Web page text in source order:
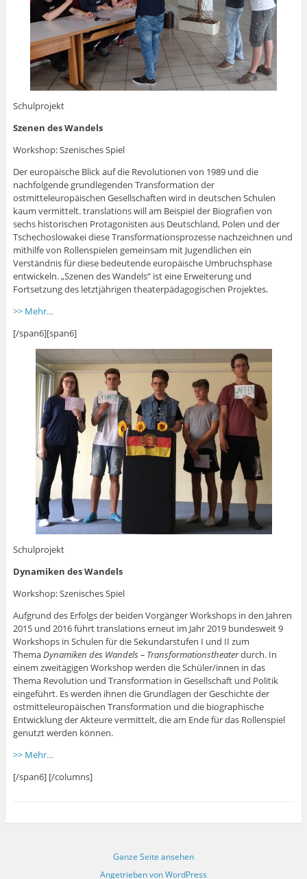
Schulprojekt
Szenen des Wandels
Workshop: Szenisches Spiel
Der europäische Blick auf die Revolutionen von 1989 und die
nachfolgende grundlegenden Transformation der
ostmitteleuropäischen Gesellschaften wird in deutschen Schulen
kaum vermittelt. translations will am Beispiel der Biografien von
sechs historischen Protagonisten aus Deutschland, Polen und der
Tschechoslowakei diese Transformationsprozesse nachzeichnen und
mithilfe von Rollenspielen gemeinsam mit Jugendlichen ein
Verständnis für diese bedeutende europäische Umbruchsphase
entwickeln. „Szenen des Wandels“ ist eine Erweiterung und
Fortsetzung des letztjährigen theaterpädagogischen Projektes.
>> Mehr…
[/span6][span6]
Schulprojekt
Dynamiken des Wandels
Workshop: Szenisches Spiel
Aufgrund des Erfolgs der beiden Vorgänger Workshops in den Jahren
2015 und 2016 führt translations erneut im Jahr 2019 bundesweit 9
Workshops in Schulen für die Sekundarstufen I und II zum
ThemaDynamiken des Wandels – Transformationstheaterdurch. In
einem zweitägigen Workshop werden die Schüler/innen in das
Thema Revolution und Transformation in Gesellschaft und Politik
eingeführt. Es werden ihnen die Grundlagen der Geschichte der
ostmitteleuropäischen Transformation und die biographische
Entwicklung der Akteure vermittelt, die am Ende für das Rollenspiel
genutzt werden können.
>> Mehr…
[/span6] [/columns]
Ganze Seite ansehen
Angetrieben von WordPress